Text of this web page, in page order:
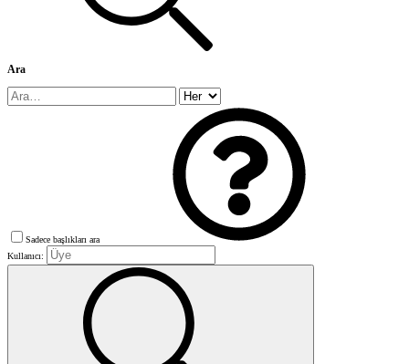
Ara
Sadece başlıkları ara
Kullanıcı: